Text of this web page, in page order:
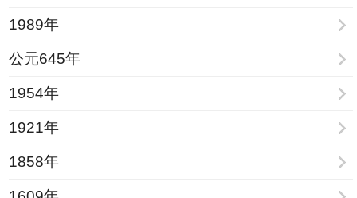
1989年
公元645年
1954年
1921年
1858年